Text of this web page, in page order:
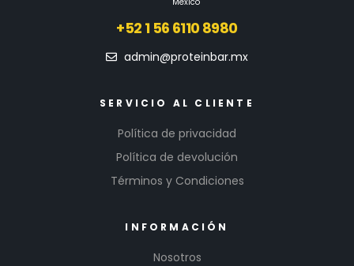
+52 1 56 6110 8980
admin@proteinbar.mx
SERVICIO AL CLIENTE
Política de privacidad
Política de devolución
Términos y Condiciones
INFORMACIÓN
Nosotros